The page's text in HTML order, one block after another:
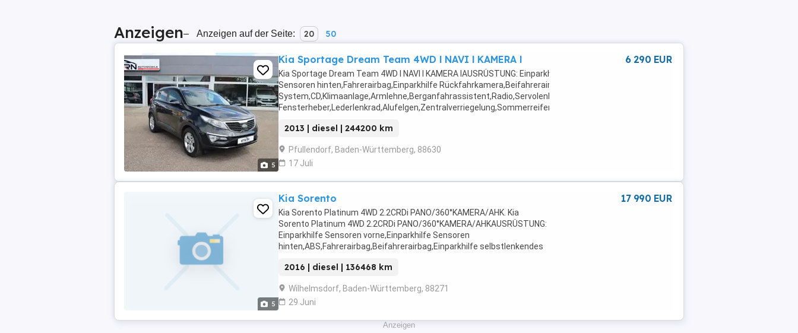
Anzeigen– Anzeigen auf der Seite: 20 50
5
Kia Sportage Dream Team 4WD l NAVI l KAMERA l
Kia Sportage Dream Team 4WD l NAVI l KAMERA lAUSRÜSTUNG: Einparkhilfe Sensoren vorne,ABS,Einparkhilfe
Sensoren hinten,Fahrerairbag,Einparkhilfe Rückfahrkamera,Beifahrerairbag,Einparkhilfe selbstlenkendes
System,CD,Klimaanlage,Armlehne,Berganfahrassistent,Radio,Servolenkung,Elektrische
2013 | diesel | 244200 km
Pfullendorf, Baden-Württemberg, 88630
17 Juli
6 290 EUR
5
Kia Sorento
Kia Sorento Platinum 4WD 2.2CRDi PANO/360°KAMERA/AHK. Kia
Sorento Platinum 4WD 2.2CRDi PANO/360°KAMERA/AHKAUSRÜSTUNG:
Einparkhilfe Sensoren vorne,Einparkhilfe Sensoren
hinten,ABS,Fahrerairbag,Beifahrerairbag,Einparkhilfe selbstlenkendes
Lenkrad,Berganfahrassistent,DAB-Radio,Radio,Elektrische ...
2016 | diesel | 136468 km
Wilhelmsdorf, Baden-Württemberg, 88271
29 Juni
17 990 EUR
Anzeigen